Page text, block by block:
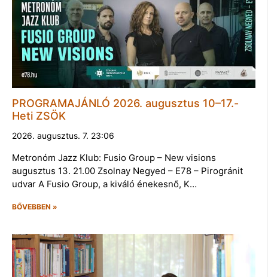
PROGRAMAJÁNLÓ 2026. augusztus 10–17.-
Heti ZSÖK
2026. augusztus. 7. 23:06
Metronóm Jazz Klub: Fusio Group – New visions
augusztus 13. 21.00 Zsolnay Negyed – E78 – Pirogránit
udvar A Fusio Group, a kiváló énekesnő, K…
BŐVEBBEN »